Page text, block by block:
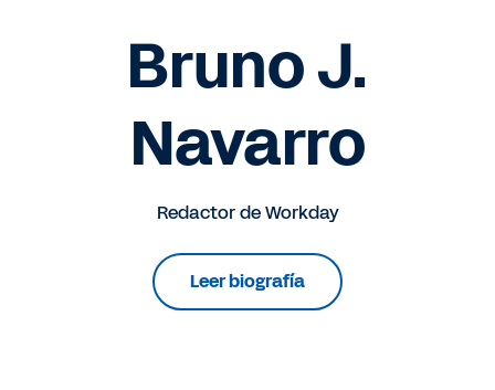
Bruno J.
Navarro
Redactor de Workday
Leer biografía